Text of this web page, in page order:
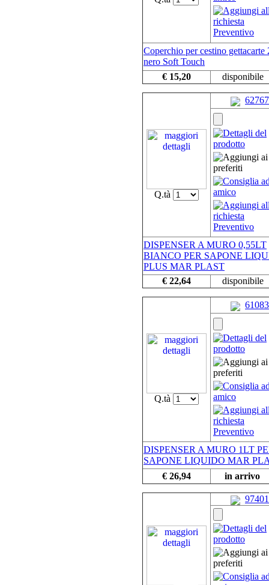
Coperchio per cestino gettacarte
nero Soft Touch
€ 15,20
disponibile
Q.tà
62767
DISPENSER A MURO 0,55LT
BIANCO PER SAPONE
PLUS MAR PLAST
€ 22,64
disponibile
Q.tà
61083
DISPENSER A MURO 1LT
SAPONE LIQUIDO MAR
€ 26,94
in arrivo
97401